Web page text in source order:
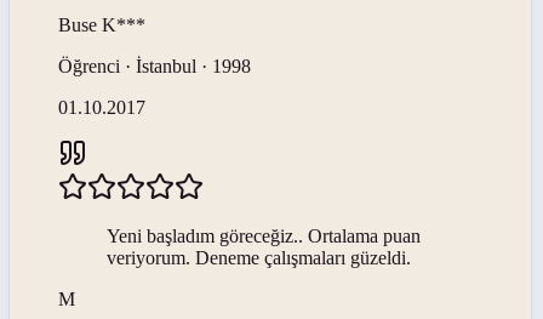
Buse K***
Öğrenci · İstanbul · 1998
01.10.2017
Yeni başladım göreceğiz.. Ortalama puan
veriyorum. Deneme çalışmaları güzeldi.
M